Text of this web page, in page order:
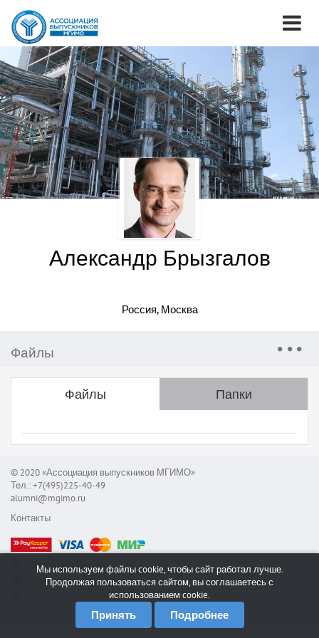
Александр Брызгалов
Россия, Москва
Файлы
Файлы Папки
© 2020 «Ассоциация выпускников МГИМО»
Тел.: +7(495)225-40-49
alumni@mgimo.ru
Контакты
Сообщить об ошибке
Служба поддержки
Мы используем файлы cookie, чтобы сайт работал лучше.
Продолжая пользоваться сайтом, вы соглашаетесь с
использованием cookie.
Принять Подробнее